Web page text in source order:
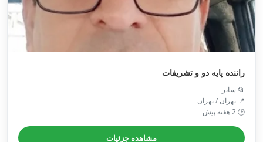
راننده پایه دو و تشریفات
📂 سایر
📍 تهران / تهران
🕒 2 هفته پیش
مشاهده جزئیات